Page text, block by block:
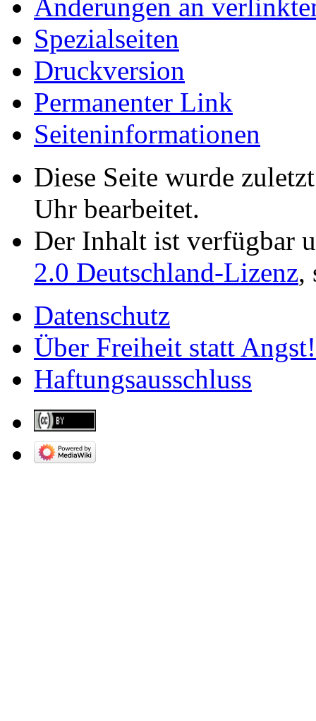
Änderungen an
Spezialseiten
Druckversion
Permanenter Link
Seiten­­informationen
Diese Seite wurde
Uhr bearbeitet.
Der Inhalt ist verfügbar
2.0 Deutschland-Lizenz,
Datenschutz
Über Freiheit statt Angst!
Haftungsausschluss